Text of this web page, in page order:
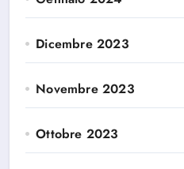
Dicembre 2023
Novembre 2023
Ottobre 2023